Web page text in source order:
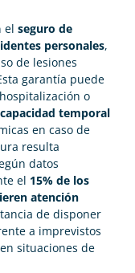
el seguro de
personales,
de lesiones
garantía puede
o
temporal
en caso de
resulta
datos
el 15% de los
atención
de disponer
a imprevistos
situaciones de